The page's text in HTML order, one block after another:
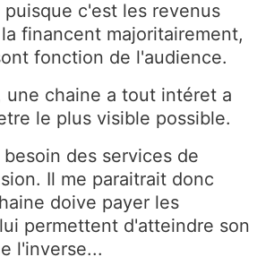
c'est les revenus
financent majoritairement,
fonction de l'audience.
une chaine a tout intéret a
le plus visible possible.
des services de
Il me paraitrait donc
doive payer les
permettent d'atteindre son
l'inverse...